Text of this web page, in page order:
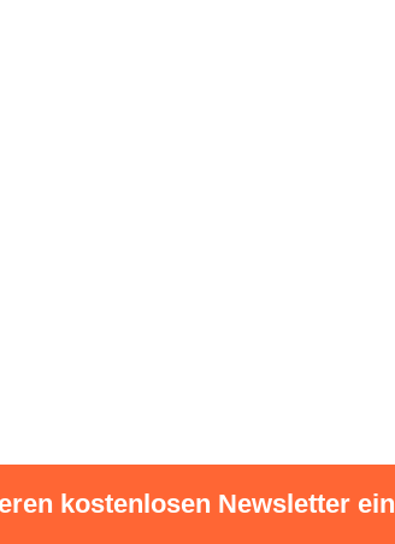
kostenlosen Newsletter ein